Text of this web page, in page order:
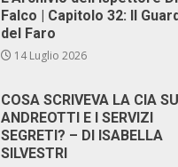
Falco | Capitolo 32: Il
del Faro
14 Luglio 2026
COSA SCRIVEVA LA CIA SU
ANDREOTTI E I SERVIZI
SEGRETI? – DI ISABELLA
SILVESTRI